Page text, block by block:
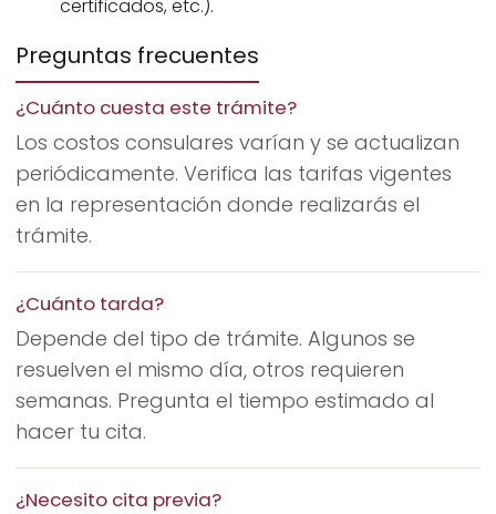
certificados, etc.).
Preguntas frecuentes
¿Cuánto cuesta este trámite?
Los costos consulares varían y se actualizan
periódicamente. Verifica las tarifas vigentes
en la representación donde realizarás el
trámite.
¿Cuánto tarda?
Depende del tipo de trámite. Algunos se
resuelven el mismo día, otros requieren
semanas. Pregunta el tiempo estimado al
hacer tu cita.
¿Necesito cita previa?